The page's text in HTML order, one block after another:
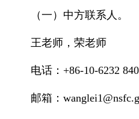
（一）中方联系人。
王老师，荣老师
电话： +86-10-6232
邮箱：